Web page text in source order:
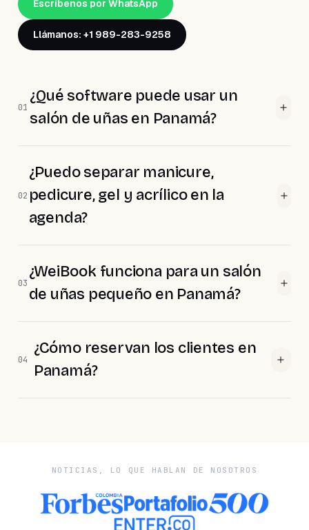
Escríbenos por WhatsApp
Llámanos: +1 989-283-9258
01
¿Qué software puede usar un
salón de uñas en Panamá?
02
¿Puedo separar manicure,
pedicure, gel y acrílico en la
agenda?
03
¿WeiBook funciona para un salón
de uñas pequeño en Panamá?
04
¿Cómo reservan los clientes en
Panamá?
NOTICIAS, LO QUE HABLAN DE NOSOTROS